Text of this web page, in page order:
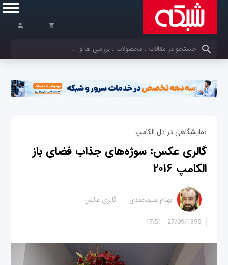
کلمات کلیدی خود را وارد کنید
نمایشگاهی در دل الکامپ
گالری عکس: سوژه‌های جذاب فضای باز
الکامپ ۲۰۱۶
27/09/1395 - 17:51
بهنام علیمحمدی گالری عکس